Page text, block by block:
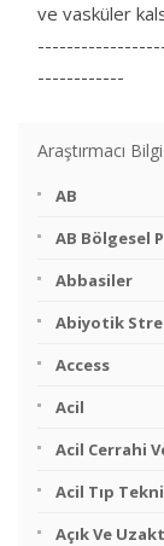
ve vasküler
------------
Araştırmacı
AB
AB Bölgesel
Abbasiler
Abiyotik
Access
Acil
Acil Cerrahi
Acil Tıp
Açık Ve